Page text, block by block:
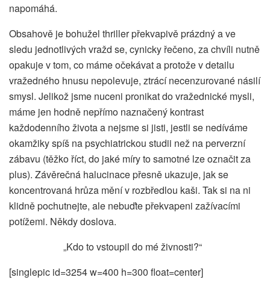
napomáhá.
Obsahově je bohužel thriller překvapivě prázdný a ve
sledu jednotlivých vražd se, cynicky řečeno, za chvíli nutně
opakuje v tom, co máme očekávat a protože v detailu
vražedného hnusu nepolevuje, ztrácí necenzurované násilí
smysl. Jelikož jsme nuceni pronikat do vražednické mysli,
máme jen hodně nepřímo naznačený kontrast
každodenního života a nejsme si jisti, jestli se nedíváme
okamžiky spíš na psychiatrickou studii než na perverzní
zábavu (těžko říct, do jaké míry to samotné lze označit za
plus). Závěrečná halucinace přesně ukazuje, jak se
koncentrovaná hrůza mění v rozbředlou kaši. Tak si na ni
klidně pochutnejte, ale nebuďte překvapeni zažívacími
potížemi. Někdy doslova.
„Kdo to vstoupil do mé živnosti?“
[singlepic id=3254 w=400 h=300 float=center]